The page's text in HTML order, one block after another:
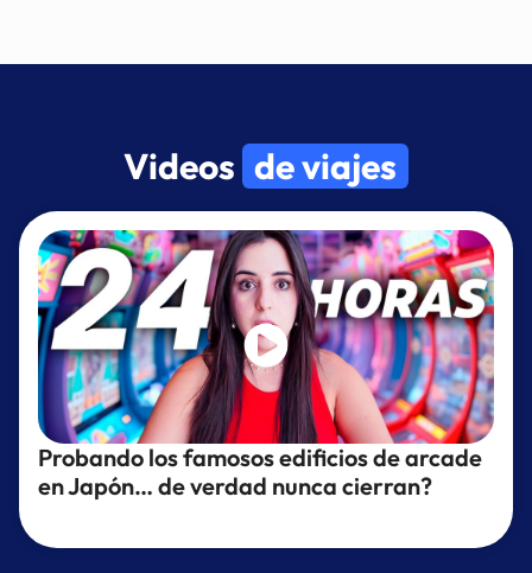
Videos de viajes
Probando los famosos edificios de arcade
en Japón… de verdad nunca cierran?